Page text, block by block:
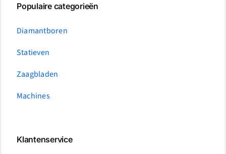
Populaire categorieën
Diamantboren
Statieven
Zaagbladen
Machines
Klantenservice